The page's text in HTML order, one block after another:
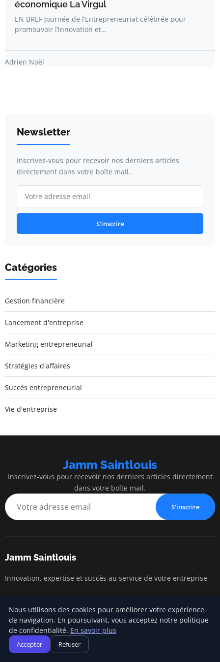
économique La Virgul
EN BREF Journée de l’Entrepreneuriat célébrée pour
promouvoir l’innovation et…
Adrien Noël
Newsletter
Inscrivez-vous pour recevoir nos derniers articles
directement dans votre boîte mail.
S'inscrire
Catégories
Gestion financière
Lancement d'entreprise
Marketing entrepreneurial
Stratégies d'affaires
Succès entrepreneurial
Vie d'entreprise
Jamm Saintlouis
Inscrivez-vous pour recevoir nos derniers articles directement
dans votre boîte mail.
S'inscrire
Jamm Saintlouis
Innovation, expertise et succès au service de votre entreprise
Catégories
Gestion financière
Lancement d'entreprise
Nous utilisons des cookies pour améliorer votre expérience
de navigation. En poursuivant, vous acceptez notre politique
de confidentialité. En savoir plus
Accepter Refuser